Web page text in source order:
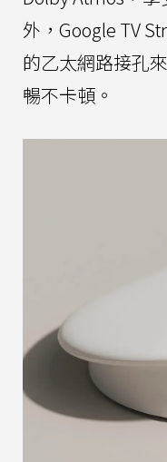
外，Google TV
的乙太網路接孔
暢不卡頓。